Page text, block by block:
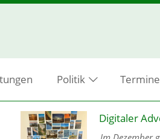
Politik Termine
Digitaler